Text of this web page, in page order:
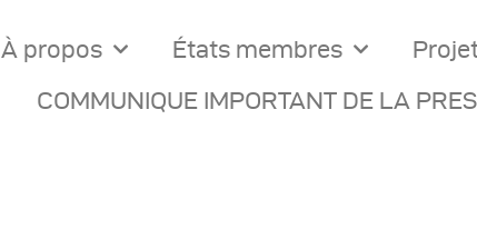
À propos États membres
COMMUNIQUE IMPORTANT DE LA